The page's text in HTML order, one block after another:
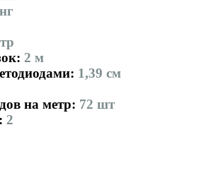
2 м
1,39 см
на метр: 72 шт
2